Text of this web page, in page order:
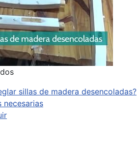
sillas de madera desencoladas?
necesarias